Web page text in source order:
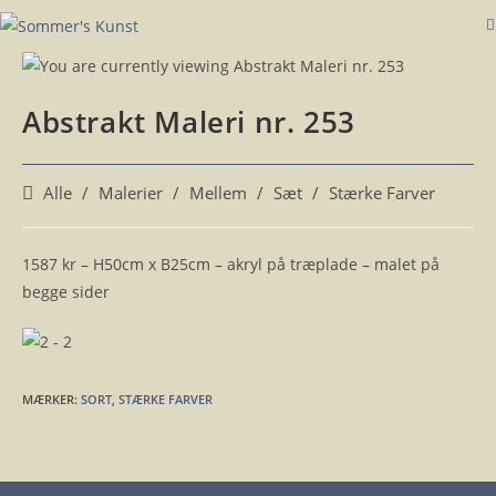
Skip
content
Abstrakt Maleri nr. 253
PostAlle / Malerier / Mellem / Sæt / Stærke Farver
1587 kr – H50cm x B25cm – akryl på træplade – malet på
begge sider
MÆRKER: SORT STÆRKE FARVER